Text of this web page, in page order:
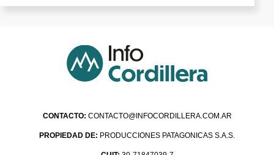
CONTACTO: CONTACTO@INFOCORDILLERA.COM.AR
PROPIEDAD DE: PRODUCCIONES PATAGONICAS S.A.S.